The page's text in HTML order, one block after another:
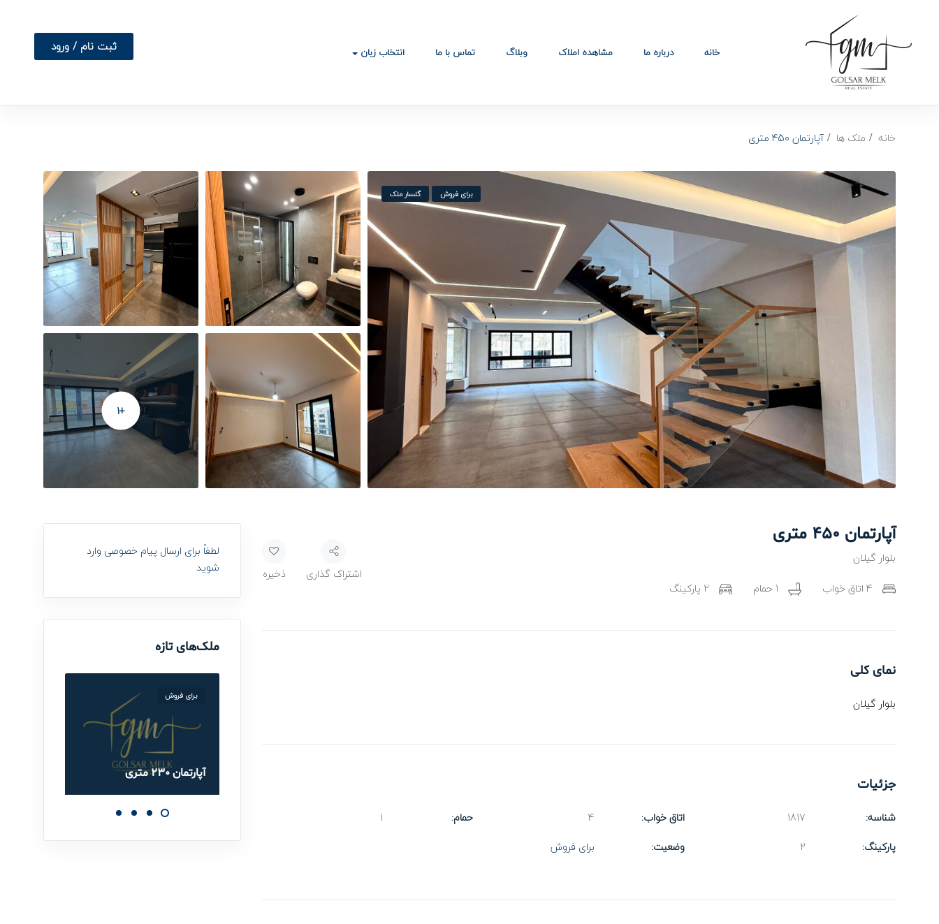
خانه درباره ما مشاهده املاک وبلاگ تماس با ما انتخاب زبان ثبت نام / ورود
خانه ملک ها آپارتمان 450 متری
برای فروش گلسار ملک
+1
آپارتمان 450 متری
بلوار گیلان
4 اتاق خواب
1 حمام 2 پارکینگ
اشتراک گذاری ذخیره
نمای کلی
بلوار گیلان
جزئیات
شناسه:
1817 اتاق خواب: 4 حمام:
1
پارکینگ:
2 وضعیت: برای فروش
لطفاً برای ارسال پیام خصوصی وارد
شوید
ملک‌های تازه
برای فروش
آپارتمان 230 متری